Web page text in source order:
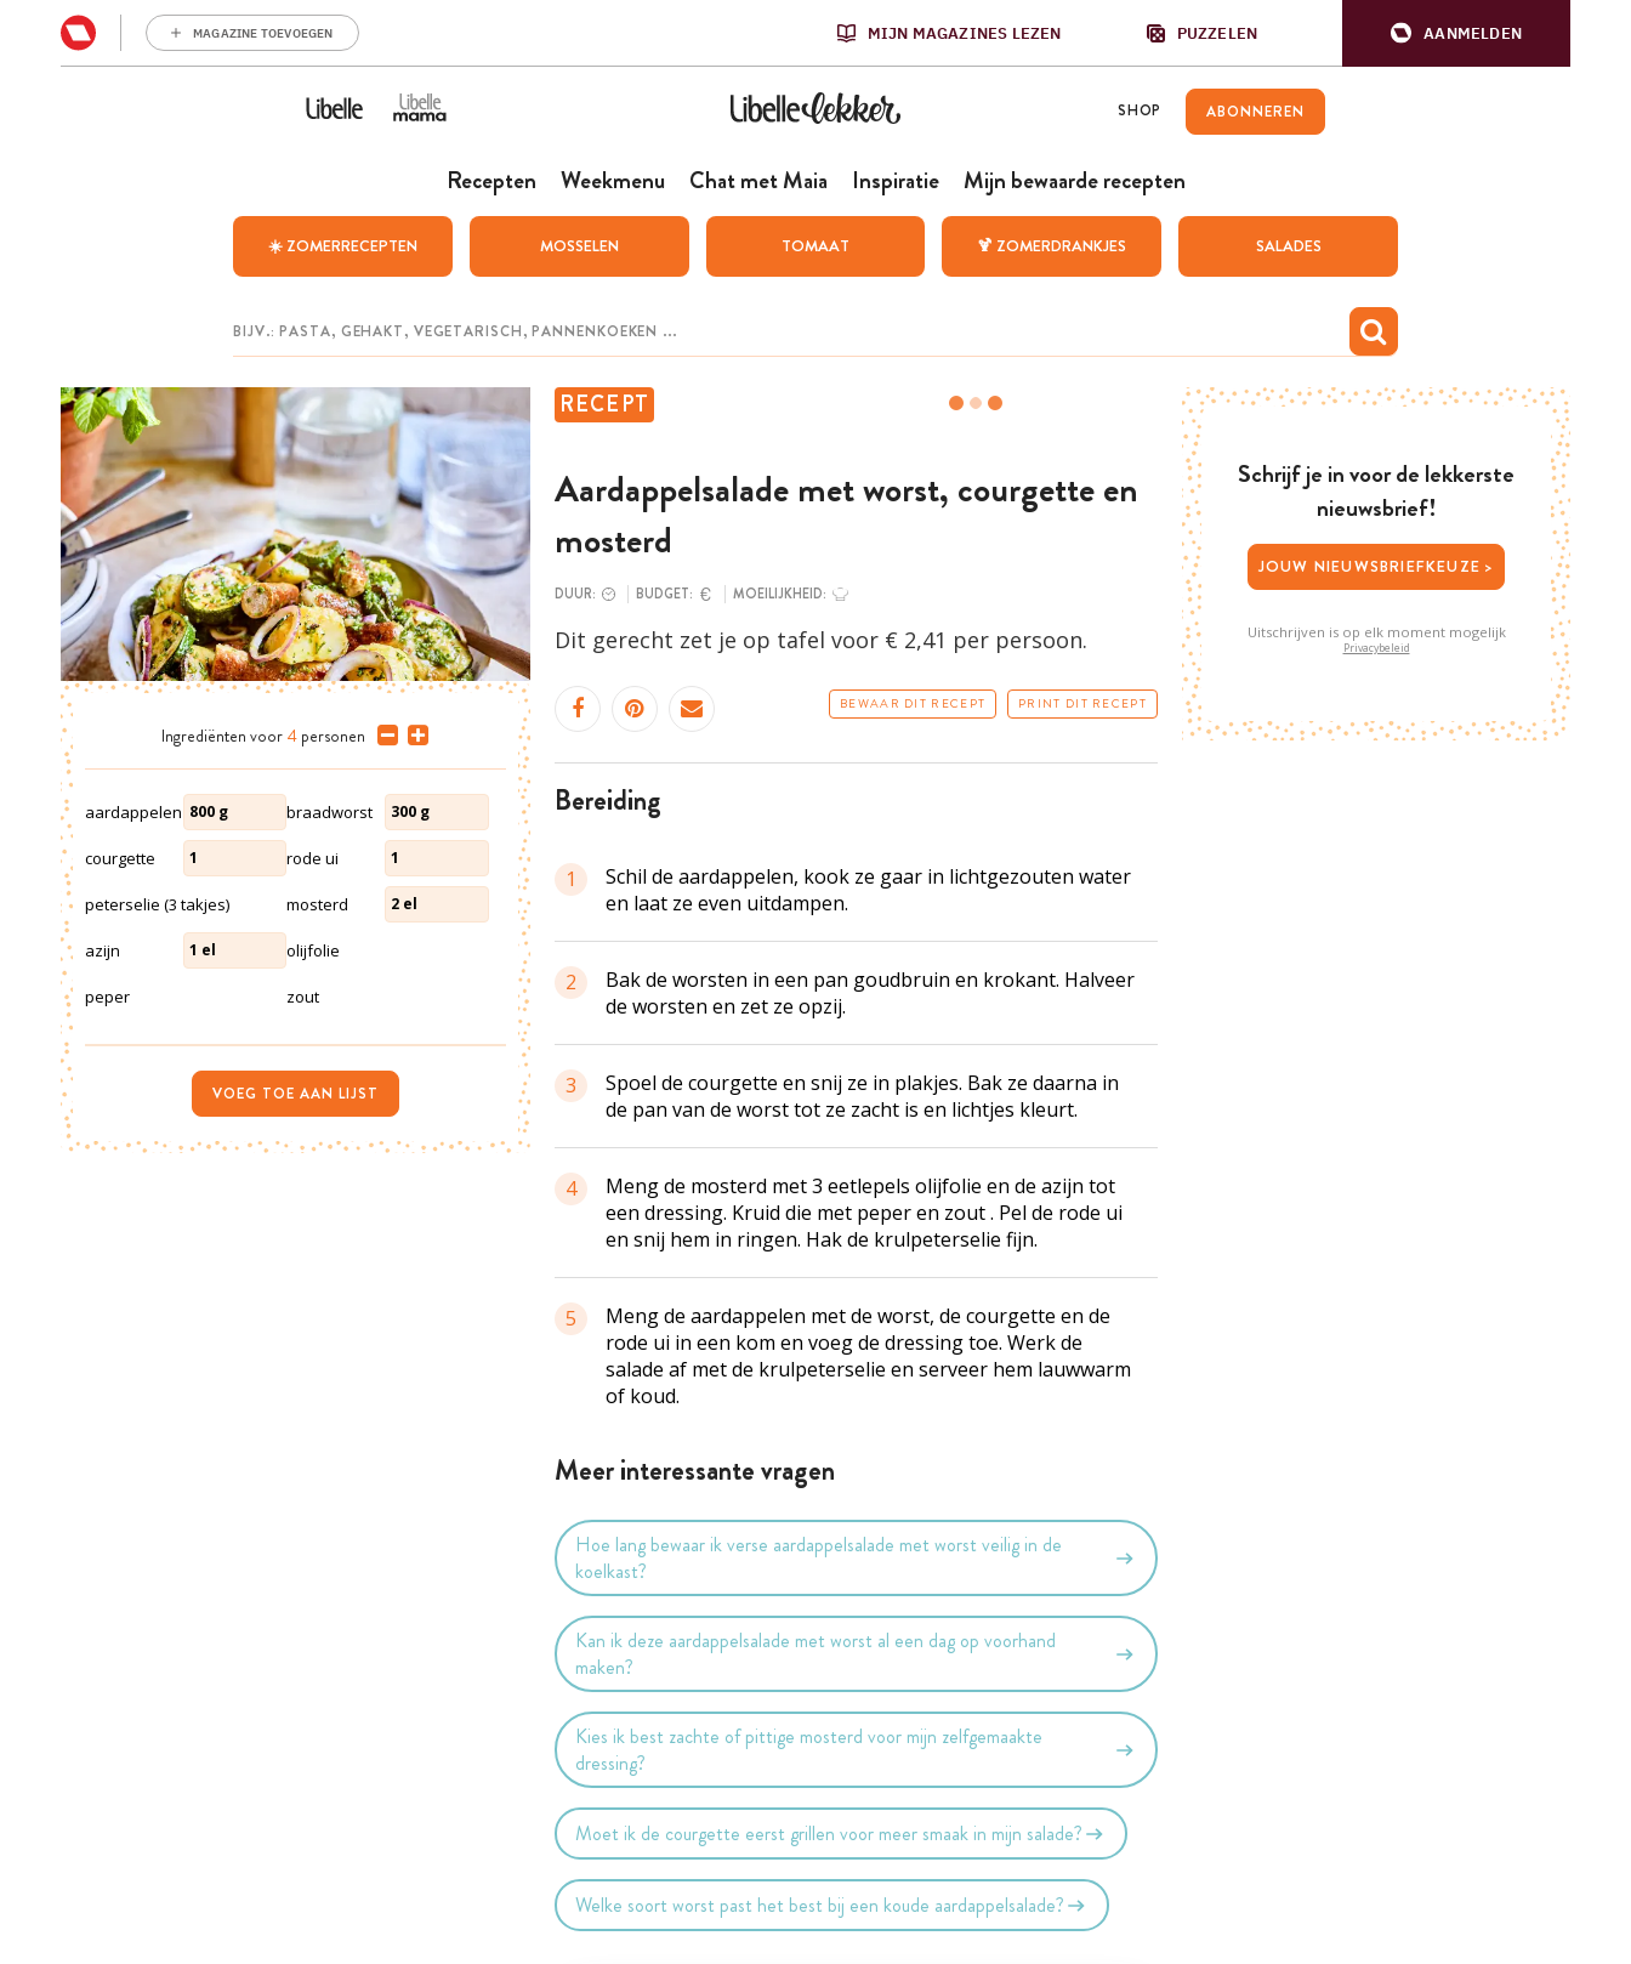
MAGAZINE TOEVOEGEN MIJN MAGAZINES LEZEN PUZZELEN AANMELDEN
SHOP ABONNEREN
Recepten Weekmenu Chat met Maia Inspiratie Mijn bewaarde recepten
☀️ ZOMERRECEPTEN MOSSELEN TOMAAT 🍹 ZOMERDRANKJES SALADES
RECEPT
Aardappelsalade met worst, courgette en
mosterd
DUUR: BUDGET: MOEILIJKHEID:
Dit gerecht zet je op tafel voor € 2,41 per persoon.
BEWAAR DIT RECEPT PRINT DIT RECEPT
bereiding
1
Schil de aardappelen, kook ze gaar in lichtgezouten water
en laat ze even uitdampen.
2
Bak de worsten in een pan goudbruin en krokant. Halveer
de worsten en zet ze opzij.
3
Spoel de courgette en snij ze in plakjes. Bak ze daarna in
de pan van de worst tot ze zacht is en lichtjes kleurt.
4
Meng de mosterd met 3 eetlepels olijfolie en de azijn tot
een dressing. Kruid die met peper en zout . Pel de rode ui
en snij hem in ringen. Hak de krulpeterselie fijn.
5
Meng de aardappelen met de worst, de courgette en de
rode ui in een kom en voeg de dressing toe. Werk de
salade af met de krulpeterselie en serveer hem lauwwarm
of koud.
Meer interessante vragen
Hoe lang bewaar ik verse aardappelsalade met worst veilig in de
koelkast?
Kan ik deze aardappelsalade met worst al een dag op voorhand
maken?
Kies ik best zachte of pittige mosterd voor mijn zelfgemaakte
dressing?
Moet ik de courgette eerst grillen voor meer smaak in mijn salade?
Welke soort worst past het best bij een koude aardappelsalade?
Ingrediënten voor 4 personen
aardappelen 800 g braadworst 300 g
courgette 1 rode ui 1
peterselie (3 takjes) mosterd 2 el
azijn 1 el olijfolie
peper zout
VOEG TOE AAN LIJST
Schrijf je in voor de lekkerste
nieuwsbrief!
JOUW NIEUWSBRIEFKEUZE >
Uitschrijven is op elk moment mogelijk
Privacybeleid